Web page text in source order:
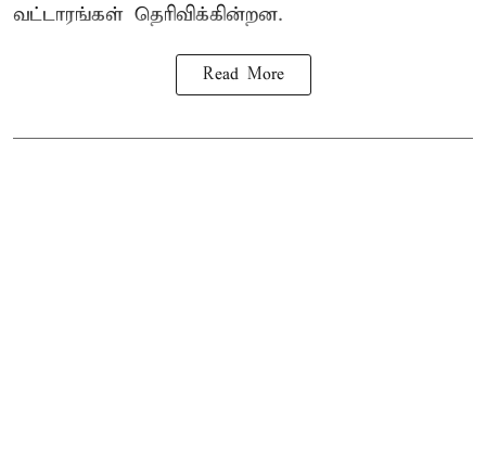
வட்டாரங்கள் தெரிவிக்கின்றன.
Read More